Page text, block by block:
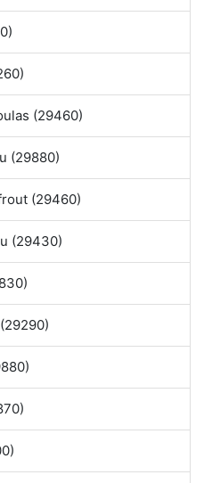
(29460)
(29880)
(29460)
(29430)